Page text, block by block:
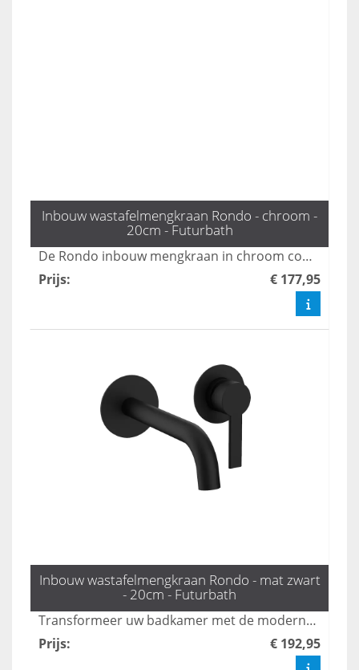
Inbouw wastafelmengkraan Rondo - chroom -
20cm - Futurbath
De Rondo inbouw mengkraan in chroom combineert een minimalistisch ontwerp met elegante functionaliteit, perfect voor moderne badkamers. Deze kraan zorgt voor een stijlvolle uitstraling en optimale gebruikservaring, waardoor uw badkamer een luxe uitstraling krijgt. Met duurzame materialen en een gebruiksvriendelijke bediening is de Rondo een uitstekende keuze voor elke badkamerinrichting.
Prijs: € 177,95
Inbouw wastafelmengkraan Rondo - mat zwart
- 20cm - Futurbath
Transformeer uw badkamer met de moderne Rondo inbouw mengkraan in mat zwart. Met een elegante uitloop van 20 cm biedt deze kraan zowel esthetiek als gebruiksgemak, perfect voor een strakke en verfijnde uitstraling. Voeg een vleugje luxe toe aan uw badkamer met deze stijlvolle oplossing.
Prijs: € 192,95